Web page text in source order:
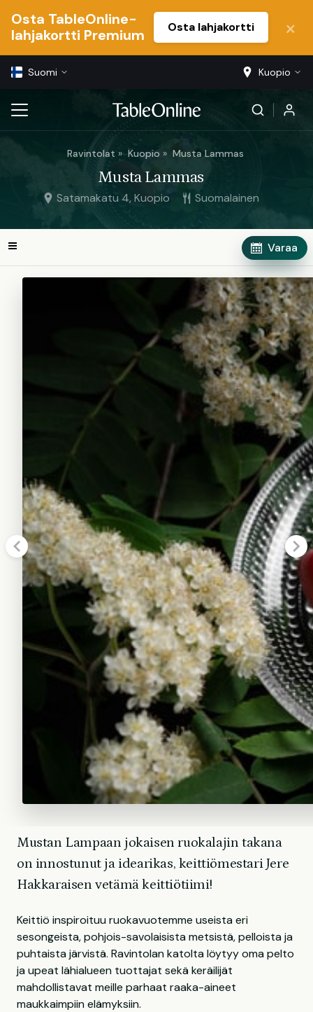
Osta TableOnline-
lahjakortti Premium
Osta lahjakortti
Suomi Kuopio
Ravintolat Kuopio Musta Lammas
Musta Lammas
Satamakatu 4, Kuopio Suomalainen
Varaa
Mustan Lampaan jokaisen ruokalajin takana
on innostunut ja idearikas, keittiömestari Jere
Hakkaraisen vetämä keittiötiimi!
Keittiö inspiroituu ruokavuotemme useista eri
sesongeista, pohjois-savolaisista metsistä, pelloista ja
puhtaista järvistä. Ravintolan katolta löytyy oma pelto
ja upeat lähialueen tuottajat sekä keräilijät
mahdollistavat meille parhaat raaka-aineet
maukkaimpiin elämyksiin.